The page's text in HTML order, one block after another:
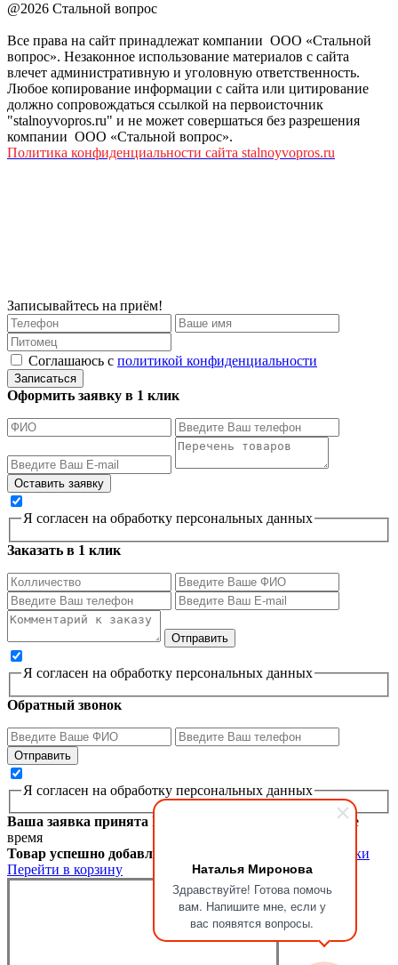
Наталья Миронова
Здравствуйте! Готова помочь
вам. Напишите мне, если у
вас появятся вопросы.
@2026 Стальной вопрос
Все права на сайт принадлежат компании ООО «Стальной
вопрос». Незаконное использование материалов с сайта
влечет административную и уголовную ответственность.
Любое копирование информации с сайта или цитирование
должно сопровождаться ссылкой на первоисточник
"stalnoyvopros.ru" и не может совершаться без разрешения
компании ООО «Стальной вопрос».
Политика конфиденциальности сайта stalnoyvopros.ru
Записывайтесь на приём!
Соглашаюсь с политикой конфиденциальности
Записаться
Оформить заявку в 1 клик
Я согласен на обработку персональных данных
Заказать в 1 клик
Я согласен на обработку персональных данных
Обратный звонок
Я согласен на обработку персональных данных
Ваша заявка принята Мы перезвоним вам в ближайшее
время
Товар успешно добавлен в корзину
Продолжить покупки
Перейти в корзину